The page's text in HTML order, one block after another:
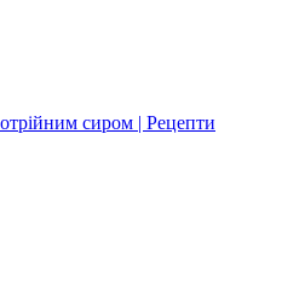
сиром | Рецепти